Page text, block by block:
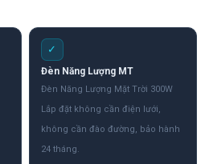
✓
Đèn Năng Lượng MT
Đèn Năng Lượng Mặt Trời 300W
Lắp đặt không cần điện lưới,
không cần đào đường, bảo hành
24 tháng.